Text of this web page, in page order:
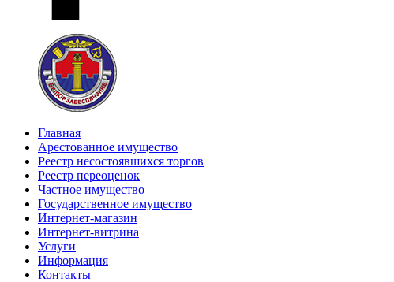
Главная
Арестованное имущество
Реестр несостоявшихся торгов
Реестр переоценок
Частное имущество
Государственное имущество
Интернет-магазин
Интернет-витрина
Услуги
Информация
Контакты